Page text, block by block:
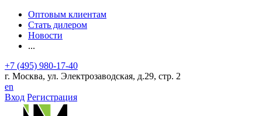
Оптовым клиентам
Стать дилером
Новости
...
+7 (495) 980-17-40
г. Москва, ул. Электрозаводская, д.29, стр. 2
en
Вход Регистрация